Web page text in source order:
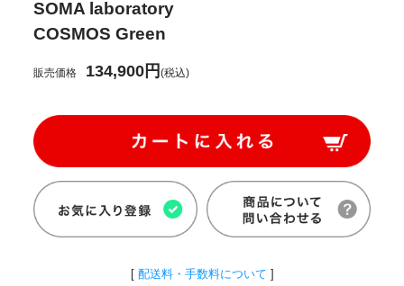
SOMA laboratory
COSMOS Green
販売価格 134,900円(税込)
[ 配送料・手数料について ]